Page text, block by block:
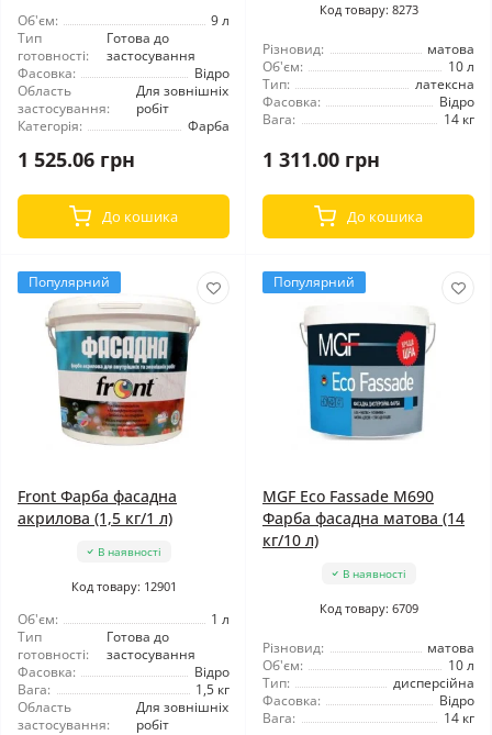
Об'єм:
9 л
Тип
готовності:
Готова до
застосування
Фасовка:
Відро
Область
застосування:
Для зовнішніх
робіт
Категорія:
Фарба
1 525.06 грн
До кошика
Код товару: 8273
Різновид:
матова
Об'єм:
10 л
Тип:
латексна
Фасовка:
Відро
Вага:
14 кг
1 311.00 грн
До кошика
Популярний
Front Фарба фасадна
акрилова (1,5 кг/1 л)
В наявності
Код товару: 12901
Об'єм:
1 л
Тип
готовності:
Готова до
застосування
Фасовка:
Відро
Вага:
1,5 кг
Область
застосування:
Для зовнішніх
робіт
Популярний
MGF Eco Fassade M690
Фарба фасадна матова (14
кг/10 л)
В наявності
Код товару: 6709
Різновид:
матова
Об'єм:
10 л
Тип:
дисперсійна
Фасовка:
Відро
Вага:
14 кг